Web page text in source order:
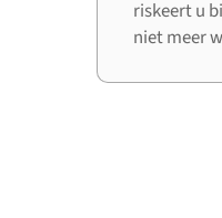
riskeert u
niet meer